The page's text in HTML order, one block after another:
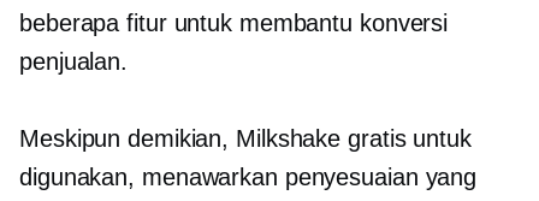
beberapa fitur untuk membantu konversi
penjualan.
Meskipun demikian, Milkshake gratis untuk
digunakan, menawarkan penyesuaian yang